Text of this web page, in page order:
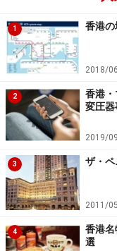
1 香港
2018/
2
香港・
変圧器
2019/
3 ザ・
2011/
4
香港
選